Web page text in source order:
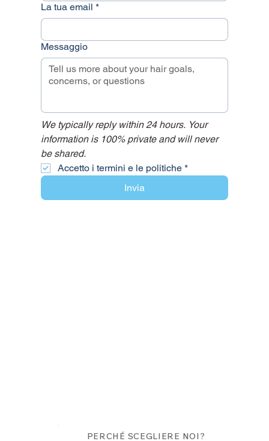
La tua email *
Messaggio
We typically reply within 24 hours. Your
information is 100% private and will never
be shared.
Accetto i termini e le politiche *
Invia
PERCHÉ SCEGLIERE NOI?